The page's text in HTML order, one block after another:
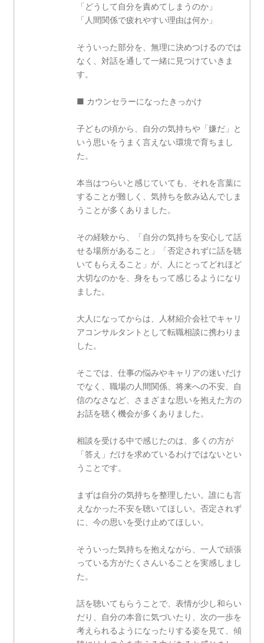
「どうして自分を責めてしまうのか」
「人間関係で疲れやすい理由は何か」
そういった部分を、無理に決めつけるのでは
なく、対話を通して一緒に見つけていきま
す。
■ カウンセラーになったきっかけ
子どもの頃から、自分の気持ちや「嫌だ」と
いう思いをうまく言えない環境で育ちまし
た。
本当はつらいと感じていても、それを言葉に
することが難しく、気持ちを飲み込んでしま
うことが多くありました。
その経験から、「自分の気持ちを安心して話
せる場所があること」「否定されずに話を聴
いてもらえること」が、人にとってどれほど
大切なのかを、身をもって感じるようになり
ました。
大人になってからは、人材紹介会社でキャリ
アコンサルタントとして転職相談に携わりま
した。
そこでは、仕事の悩みやキャリアの迷いだけ
でなく、職場の人間関係、将来への不安、自
信のなさなど、さまざまな思いを抱えた方の
お話を聴く機会が多くありました。
相談を受ける中で感じたのは、多くの方が
「答え」だけを求めているわけではないとい
うことです。
まずは自分の気持ちを整理したい。誰にも言
えなかった不安を聴いてほしい。否定されず
に、今の思いを受け止めてほしい。
そういった気持ちを抱えながら、一人で頑張
っている方がたくさんいることを実感しまし
た。
話を聴いてもらうことで、表情が少し和らい
だり、自分の本音に気づいたり、次の一歩を
考えられるようになったりする姿を見て、傾